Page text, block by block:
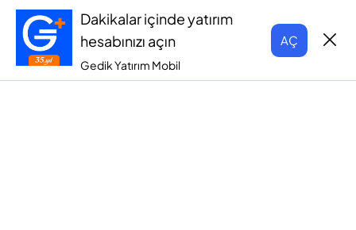
Dakikalar içinde yatırım
hesabınızı açın
Gedik Yatırım Mobil
AÇ